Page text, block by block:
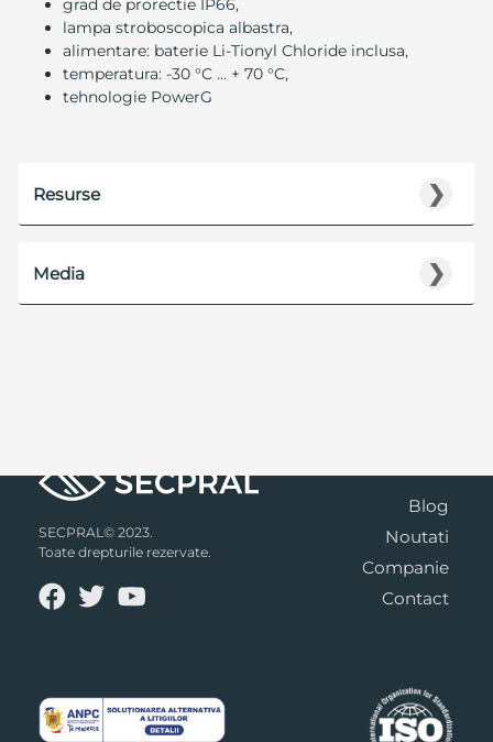
lampa stroboscopica albastra,
alimentare: baterie Li-Tionyl Chloride inclusa,
temperatura: -30 °C ... + 70 °C,
tehnologie PowerG
❯
Resurse
❯
Media
SECPRAL© 2023.
Toate drepturile rezervate.
Blog
Noutati
Companie
Contact